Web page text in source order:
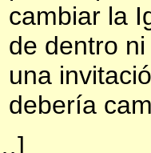
cambiar la
de dentro
una
debería